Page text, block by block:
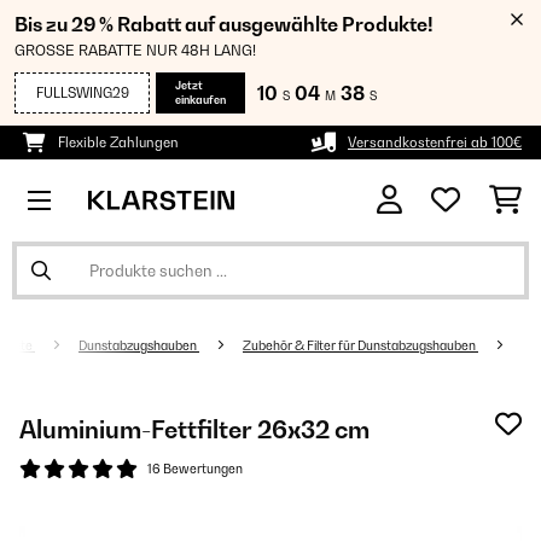
Bis zu 29 % Rabatt auf ausgewählte Produkte!
GROSSE RABATTE NUR 48H LANG!
FULLSWING29
Jetzt
einkaufen
10 S 04 M 38 S
Flexible Zahlungen Versandkostenfrei ab 100€
Dunstabzugshauben Zubehör & Filter für Dunstabzugshauben
Aluminium-Fettfilter 26x32 cm
16 Bewertungen